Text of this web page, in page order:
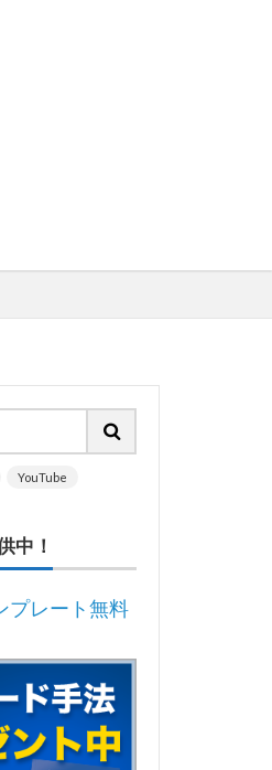
YouTube
中！
プレート無料